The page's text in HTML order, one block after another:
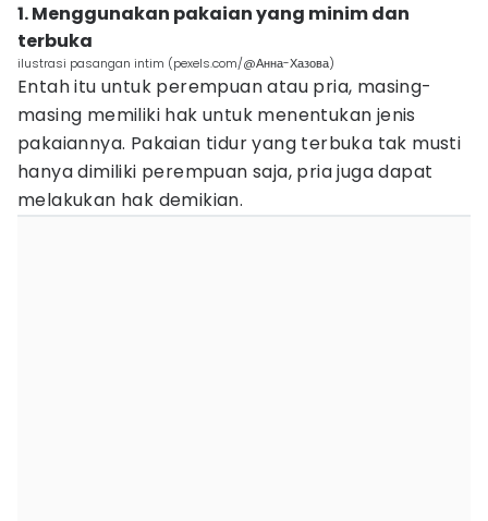
1. Menggunakan pakaian yang minim dan
terbuka
ilustrasi pasangan intim (pexels.com/@Анна-Хазова)
Entah itu untuk perempuan atau pria, masing-
masing memiliki hak untuk menentukan jenis
pakaiannya. Pakaian tidur yang terbuka tak musti
hanya dimiliki perempuan saja, pria juga dapat
melakukan hak demikian.